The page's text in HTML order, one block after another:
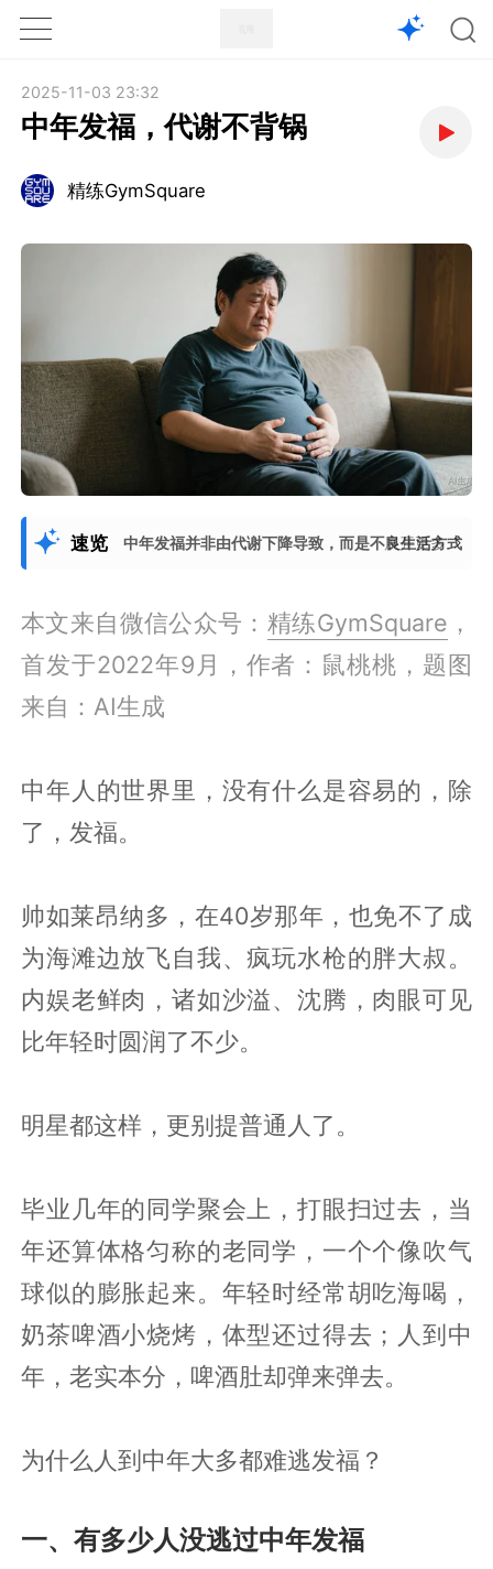
1X
2025-11-03 23:32
中年发福，代谢不背锅
精练GymSquare
速览 中年发福并非由代谢下降导致，而是不良生活方式
展开更多
本文来自微信公众号： 精练GymSquare ，
首发于2022年9月，作者：鼠桃桃，题图
来自：AI生成
中年人的世界里，没有什么是容易的，除
了，发福。
帅如莱昂纳多，在40岁那年，也免不了成
为海滩边放飞自我、疯玩水枪的胖大叔。
内娱老鲜肉，诸如沙溢、沈腾，肉眼可见
比年轻时圆润了不少。
明星都这样，更别提普通人了。
毕业几年的同学聚会上，打眼扫过去，当
年还算体格匀称的老同学，一个个像吹气
球似的膨胀起来。年轻时经常胡吃海喝，
奶茶啤酒小烧烤，体型还过得去；人到中
年，老实本分，啤酒肚却弹来弹去。
为什么人到中年大多都难逃发福？
一、有多少人没逃过中年发福